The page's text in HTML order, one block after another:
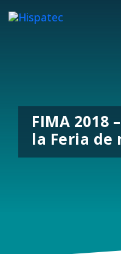
FIMA 2018
la Feria